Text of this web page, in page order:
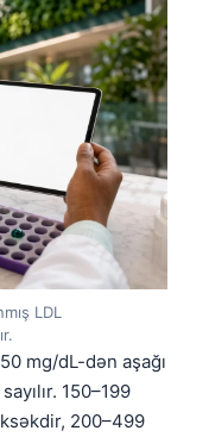
LDL
mg/dL-dən aşağı
150–199
200–499